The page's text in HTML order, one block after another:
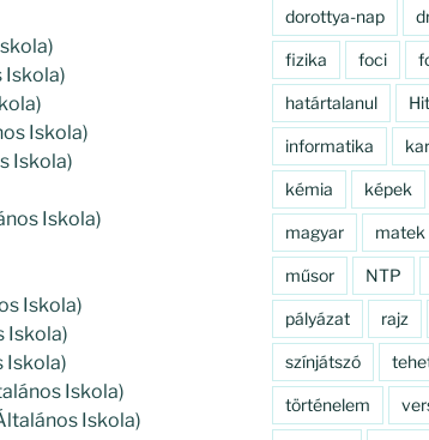
Iskola)
Iskola)
Iskola)
Iskola)
Iskola)
Iskola)
Iskola)
Iskola)
Iskola)
dorottya-nap
fizika foci
határtalanul
informatika
kémia képek
magyar matek
műsor NTP
pályázat rajz
színjátszó
történelem